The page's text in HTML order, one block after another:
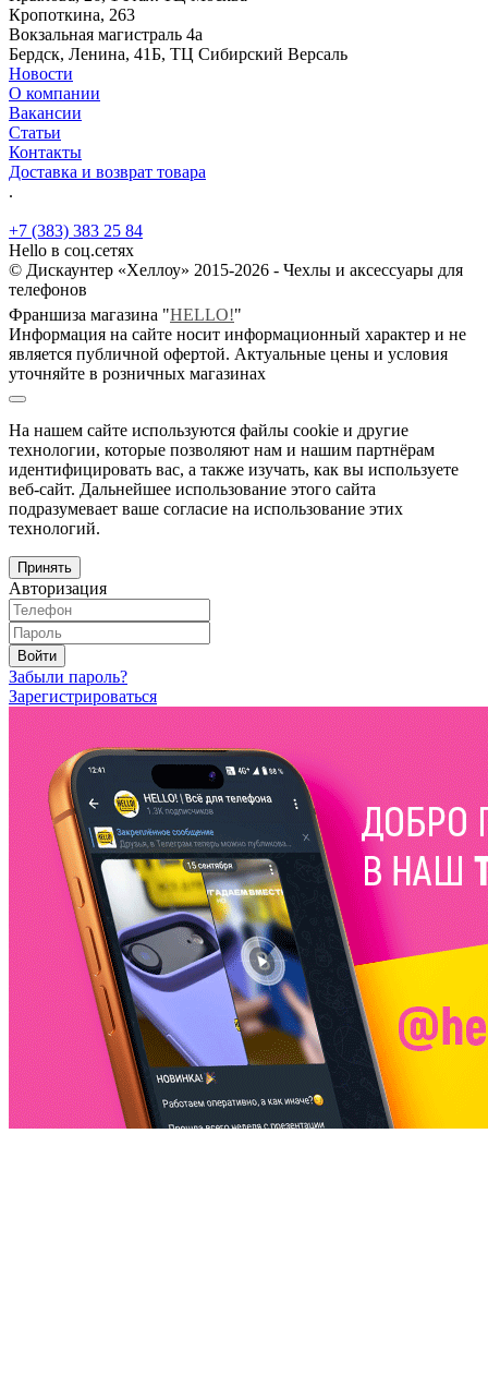
Кропоткина, 263
Вокзальная магистраль 4а
Бердск, Ленина, 41Б, ТЦ Сибирский Версаль
Новости
О компании
Вакансии
Статьи
Контакты
Доставка и возврат товара
.
+7 (383) 383 25 84
Hello в соц.сетях
© Дискаунтер «Хеллоу» 2015-2026 - Чехлы и аксессуары для
телефонов
Франшиза магазина "HELLO!"
Информация на сайте носит информационный характер и не
является публичной офертой. Актуальные цены и условия
уточняйте в розничных магазинах
На нашем сайте используются файлы cookie и другие
технологии, которые позволяют нам и нашим партнёрам
идентифицировать вас, а также изучать, как вы используете
веб-сайт. Дальнейшее использование этого сайта
подразумевает ваше согласие на использование этих
технологий.
Принять
Авторизация
Войти
Забыли пароль?
Зарегистрироваться